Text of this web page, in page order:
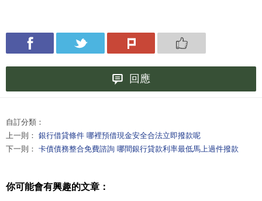
回應
自訂分類：
上一則： 銀行借貸條件 哪裡預借現金安全合法立即撥款呢
下一則： 卡債債務整合免費諮詢 哪間銀行貸款利率最低馬上過件撥款
你可能會有興趣的文章：